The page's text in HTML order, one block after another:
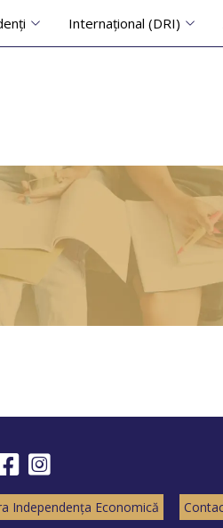
Internațional (DRI)
Independența Economică